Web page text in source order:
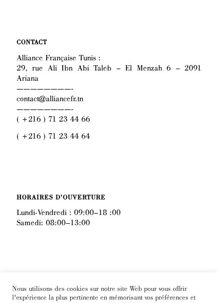
CONTACT
Alliance Française Tunis :
29, rue Ali Ibn Abi Taleb – El Menzah 6 – 2091
Ariana
————————-
contact@alliancefr.tn
————————-
( +216 ) 71 23 44 66
( +216 ) 71 23 44 64
HORAIRES D’OUVERTURE
Lundi-Vendredi : 09:00–18 :00
Samedi: 08:00–13:00
Nous utilisons des cookies sur notre site Web pour vous offrir
l'expérience la plus pertinente en mémorisant vos préférences et